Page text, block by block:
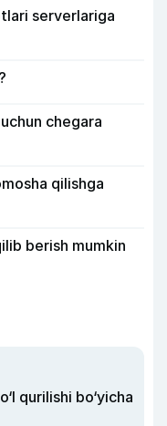
serverlariga
chegara
qilishga
berish mumkin
qurilishi bo‘yicha